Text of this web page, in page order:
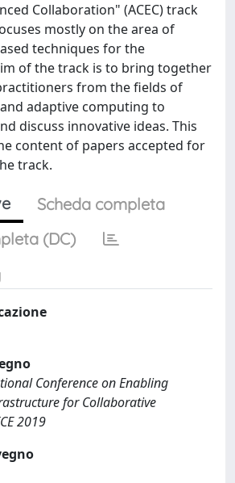
Collaboration" (ACEC) track
mostly on the area of
techniques for the
of the track is to bring together
from the fields of
adaptive computing to
discuss innovative ideas. This
content of papers accepted for
track.
Scheda completa
(DC)
Conference on Enabling
for Collaborative
2019